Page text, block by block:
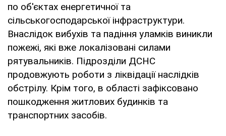
по об'єктах енергетичної та
сільськогосподарської інфраструктури.
Внаслідок вибухів та падіння уламків виникли
пожежі, які вже локалізовані силами
рятувальників. Підрозділи ДСНС
продовжують роботи з ліквідації наслідків
обстрілу. Крім того, в області зафіксовано
пошкодження житлових будинків та
транспортних засобів.